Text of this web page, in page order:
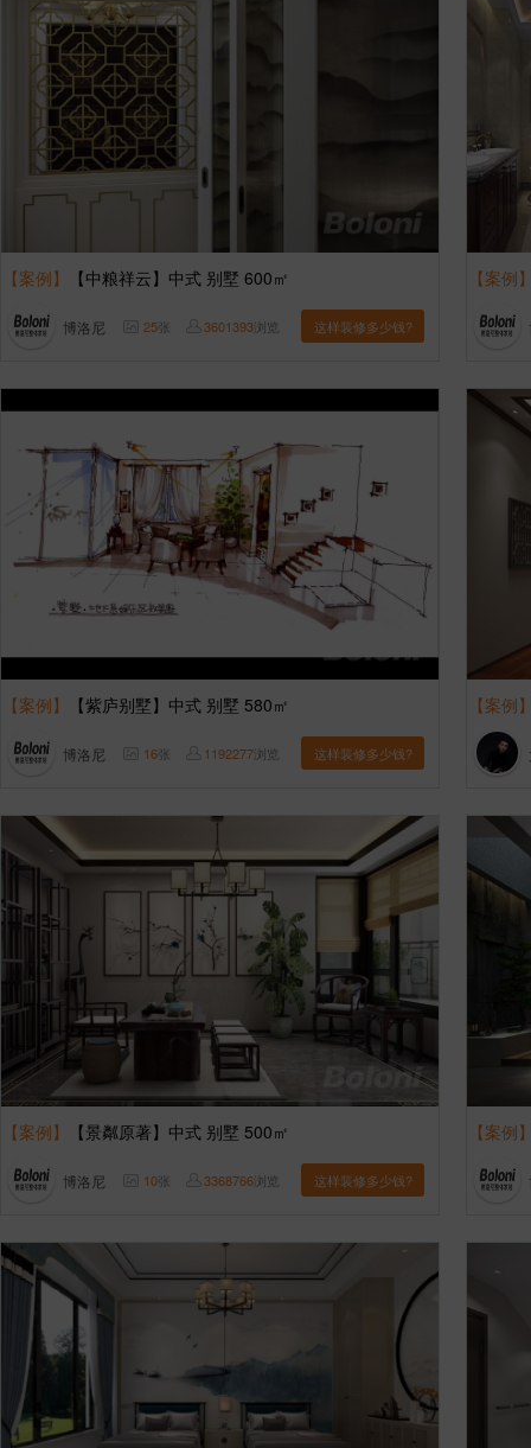
【案例】 【中粮祥云】中式 别墅 600㎡
博洛尼 25张 3601393浏览 这样装修多少钱?
【案例
【案例】 【紫庐别墅】中式 别墅 580㎡
博洛尼 16张 1192277浏览 这样装修多少钱?
【案例
【案例】 【景粼原著】中式 别墅 500㎡
博洛尼 10张 3368766浏览 这样装修多少钱?
【案例